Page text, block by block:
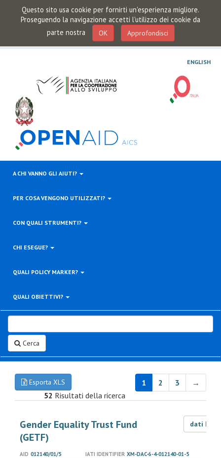
Questo sito usa cookie per fornirti un'esperienza migliore.
Proseguendo la navigazione accetti l'utilizzo dei cookie da
parte nostra
OK Approfondisci
ENGLISH
A CHI VANNO GLI AIUTI?
PER COSA VENGONO UTILIZZATI?
CON QUALI STRUMENTI?
CHI ESEGUE?
QUALI POLICY MARKER?
QUALI OBIETTIVI?
Cerca
Esporta XLS 1 2 3
→
52 Risultati della ricerca
Gender Equality Trust Fund
(GETF)
dati LOD
AID 012140/01/5 IATI IDENTIFIER XM-DAC-6-4-012140-01-5